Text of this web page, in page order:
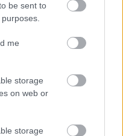
be sent to
me
storage
on web or
storage